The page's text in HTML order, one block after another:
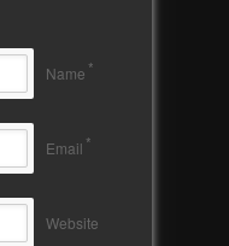
Name *
Email *
Website